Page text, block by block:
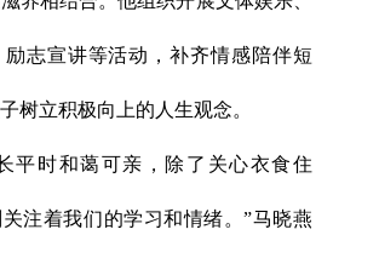
励志宣讲等活动，补齐情感陪伴短
树立积极向上的人生观念。
平时和蔼可亲，除了关心衣食住
注着我们的学习和情绪。”马晓燕